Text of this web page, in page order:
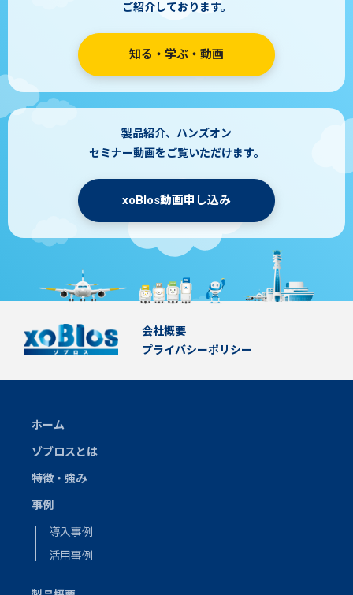
ご紹介しております。
知る・学ぶ・動画
製品紹介、ハンズオン
セミナー動画をご覧いただけます。
xoBlos動画申し込み
会社概要
プライバシーポリシー
ホーム
ゾブロスとは
特徴・強み
事例
導入事例
活用事例